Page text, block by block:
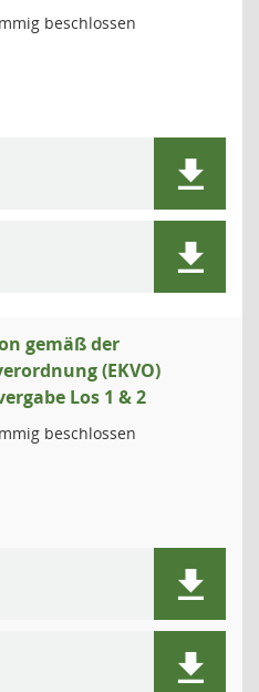
beschlossen
gemäß der
(EKVO)
Los 1 & 2
beschlossen